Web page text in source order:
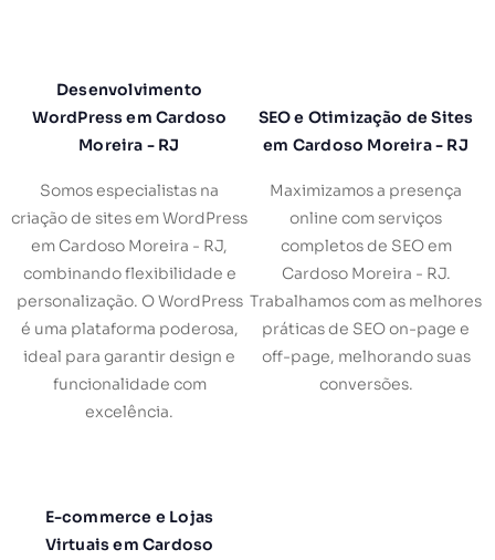
Desenvolvimento
WordPress em Cardoso
Moreira - RJ
Somos especialistas na
criação de sites em WordPress
em Cardoso Moreira - RJ,
combinando flexibilidade e
personalização. O WordPress
é uma plataforma poderosa,
ideal para garantir design e
funcionalidade com
excelência.
SEO e Otimização de Sites
em Cardoso Moreira - RJ
Maximizamos a presença
online com serviços
completos de SEO em
Cardoso Moreira - RJ.
Trabalhamos com as melhores
práticas de SEO on-page e
off-page, melhorando suas
conversões.
E-commerce e Lojas
Virtuais em Cardoso